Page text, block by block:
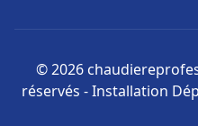
© 2026
réservés - Installation